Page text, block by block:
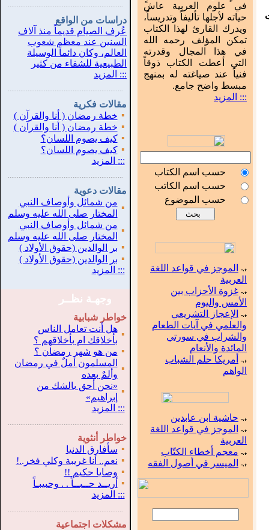
دراسات من الواقع
عُرف الصيام قديماً منذ آلاف
السنين عند معظم شعوب
العالم، وكان دائماً الوسيلة
الطبيعية للشفاء من كثير
::: المزيد
مقالات فكرية
▪ خطة رمضان ( أنا والقرآن )
▪ خطة رمضان ( أنا والقرآن )
▪ كيف يصوم اللسان؟
▪ كيف يصوم اللسان؟
::: المزيد
مقالات دعوية
▪
من شمائل وأوصاف النبي
المختار صلى الله عليه وسلم
▪
من شمائل وأوصاف النبي
المختار صلى الله عليه وسلم
▪ بر الوالدين (حقوق الأولاد )
▪ بر الوالدين (حقوق الأولاد )
::: المزيد
وجهـة نظــر
خواطر شبابية
▪
هل أنت تعامل الناس
بأخلاقك ام بأخلاقهم ؟
▪ من هو شهر رمضان ؟
▪
المسلمون أملٌ في رمضان
وألمٌ بعده
▪
«نحن أحق بالشك من
إبراهيم»
::: المزيد
خواطر أنثوية
▪ سأفارق الدنيا
▪ نعم.. أنا غريبة وكلي فخر..!
▪ وصايا حكيم !!
▪
أريــد حــبــاً . . وحبيبـاً
::: المزيد
مشكلات اجتماعية
في علوم العربية عاش
حياته لأجلها تأليفاً وتدريساً،
ويدرك القارئ لهذا الكتاب
تمكن المؤلف رحمه الله
في هذا المجال وقدرته
التي أعطت الكتاب ذوقاً
فنياً عند صياغته له بمنهج
مبسط واضح جامع.
::: المزيد
حسب اسم الكتاب
حسب اسم الكاتب
حسب الموضوع
الموجز في قواعد اللغة
العربية
غزوة الأحزاب بين
الأمس واليوم
الإعجاز التشريعي
والعلمي في آيات الطعام
والشراب في سورتي
المائدة والأنعام
أمريكا حلم الشباب
الواهم
حاشية ابن عابدين
الموجز في قواعد اللغة
العربية
معجم أخطاء الكتّاب
الميسر في أصول الفقه